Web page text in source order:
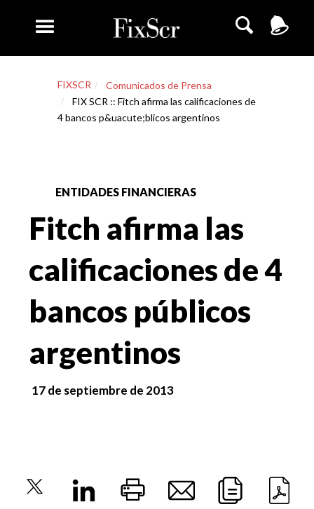
FIXSCR
Comunicados de Prensa
FIX SCR :: Fitch afirma las calificaciones de
4 bancos p&uacute;blicos argentinos
ENTIDADES FINANCIERAS
Fitch afirma las
calificaciones de 4
bancos públicos
argentinos
17 de septiembre de 2013